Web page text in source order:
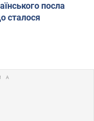
посла
сталося